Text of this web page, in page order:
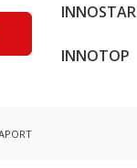
INNOSTAR
INNOTOP